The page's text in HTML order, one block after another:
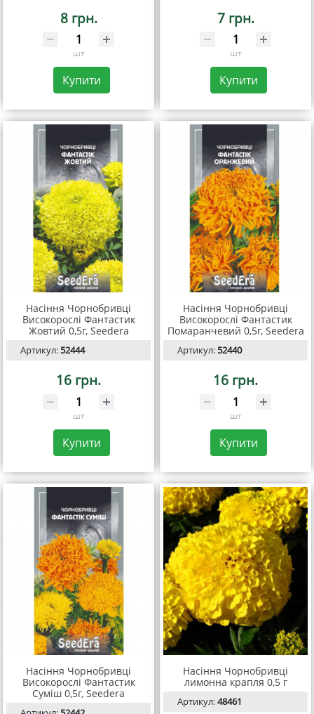
8 грн.
шт
Купити
7 грн.
шт
Купити
Насіння Чорнобривці
Високорослі Фантастик
Жовтий 0,5г, Seedera
Артикул:52444
16 грн.
шт
Купити
Насіння Чорнобривці
Високорослі Фантастик
Помаранчевий 0,5г, Seedera
Артикул:52440
16 грн.
шт
Купити
Насіння Чорнобривці
Високорослі Фантастик
Суміш 0,5г, Seedera
Насіння Чорнобривці
лимонна крапля 0,5 г
Артикул:48461